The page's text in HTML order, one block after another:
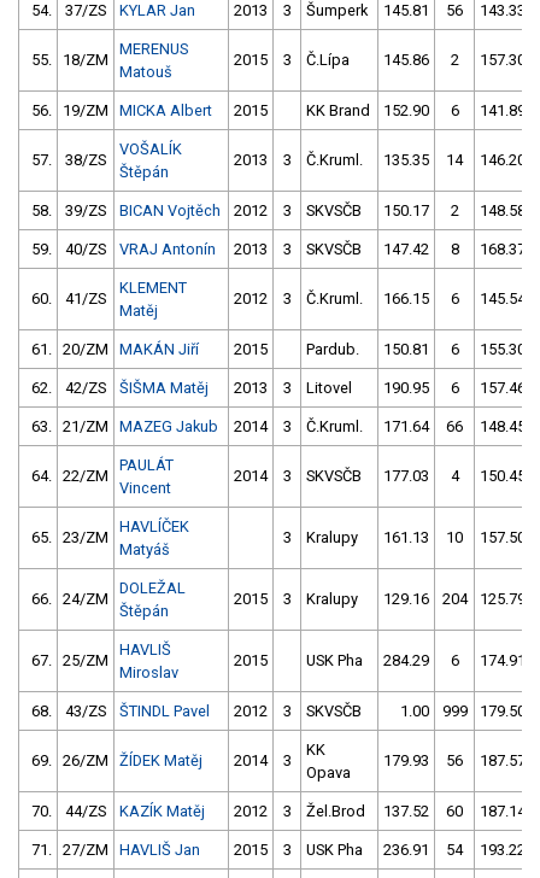
54. 37/ZS KYLAR Jan 2013 3 Šumperk 145.81 56 143.33
55. 18/ZM
MERENUS
Matouš
2015 3 Č.Lípa 145.86 2 157.30
56. 19/ZM MICKA Albert 2015 KK Brand 152.90 6 141.89
57. 38/ZS
VOŠALÍK
Štěpán
2013 3 Č.Kruml. 135.35 14 146.20
58. 39/ZS BICAN Vojtěch 2012 3 SKVSČB 150.17 2 148.58
59. 40/ZS VRAJ Antonín 2013 3 SKVSČB 147.42 8 168.37
60. 41/ZS
KLEMENT
Matěj
2012 3 Č.Kruml. 166.15 6 145.54
61. 20/ZM MAKÁN Jiří 2015 Pardub. 150.81 6 155.30
62. 42/ZS ŠIŠMA Matěj 2013 3 Litovel 190.95 6 157.46
63. 21/ZM MAZEG Jakub 2014 3 Č.Kruml. 171.64 66 148.45
64. 22/ZM
PAULÁT
Vincent
2014 3 SKVSČB 177.03 4 150.45
65. 23/ZM
HAVLÍČEK
Matyáš
3 Kralupy 161.13 10 157.50
66. 24/ZM
DOLEŽAL
Štěpán
2015 3 Kralupy 129.16 204 125.79
67. 25/ZM
HAVLIŠ
Miroslav
2015 USK Pha 284.29 6 174.91
68. 43/ZS ŠTINDL Pavel 2012 3 SKVSČB 1.00 999 179.50
69. 26/ZM ŽÍDEK Matěj 2014 3
KK
Opava
179.93 56 187.57
70. 44/ZS KAZÍK Matěj 2012 3 Žel.Brod 137.52 60 187.14
71. 27/ZM HAVLIŠ Jan 2015 3 USK Pha 236.91 54 193.22